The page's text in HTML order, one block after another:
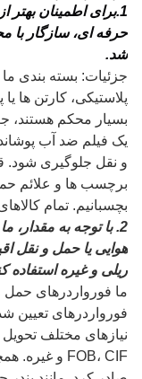
1.برای اطمینان بهتر
حرفه ای، سازگار با
شد.
جزئیات: بسته بندی
پلاستیکی، کارتن ها
بسیار محکم هستند،